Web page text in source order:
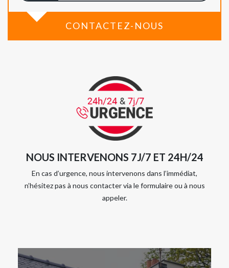
CONTACTEZ-NOUS
NOUS INTERVENONS 7J/7 ET 24H/24
En cas d’urgence, nous intervenons dans l’immédiat,
n’hésitez pas à nous contacter via le formulaire ou à nous
appeler.